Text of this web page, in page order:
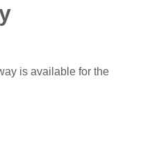
is available for the